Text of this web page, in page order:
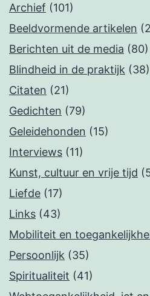
Archief (101)
Beeldvormende artikelen
Berichten uit de media (80)
Blindheid in de praktijk (38)
Citaten (21)
Gedichten (79)
Geleidehonden (15)
Interviews (11)
Kunst, cultuur en vrije tijd
Liefde (17)
Links (43)
Mobiliteit en
Persoonlijk (35)
Spiritualiteit (41)